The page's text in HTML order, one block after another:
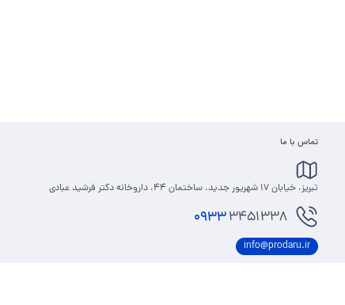
تماس با ما
تبریز، خیابان 17 شهریور جدید، ساختمان 44، داروخانه دکتر فرشید عبادی
09333451338
info@prodaru.ir